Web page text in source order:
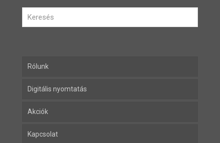
Rólunk
Digitális nyomtatás
Akciók
Kapcsolat